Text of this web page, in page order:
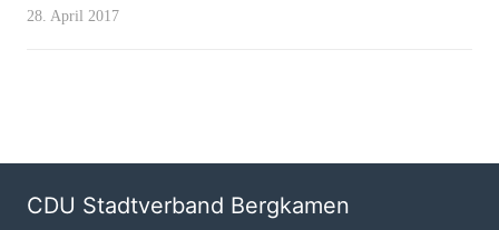
28. April 2017
CDU Stadtverband Bergkamen